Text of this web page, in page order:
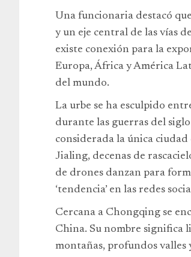
Una funcionaria destacó
y un eje central de las vías
existe conexión para la
Europa, África y América
del mundo.
La urbe se ha esculpido
durante las guerras del
considerada la única
Jialing, decenas de
de drones danzan para
‘tendencia’ en las redes
Cercana a Chongqing se
China. Su nombre significa
montañas, profundos valles